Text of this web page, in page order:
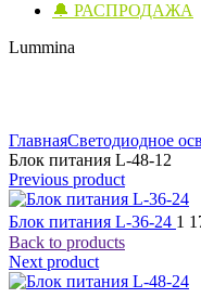
🔔 РАСПРОДАЖА
Lummina
ГлавнаяСветодиодное
Блок питания L-48-12
Previous product
Блок питания L-36-24 1
Back to products
Next product